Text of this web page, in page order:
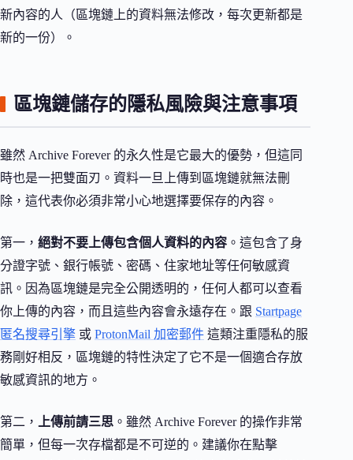
新內容的人（區塊鏈上的資料無法修改，每次更新都是
新的一份）。
區塊鏈儲存的隱私風險與注意事項
雖然 Archive Forever 的永久性是它最大的優勢，但這同
時也是一把雙面刃。資料一旦上傳到區塊鏈就無法刪
除，這代表你必須非常小心地選擇要保存的內容。
第一， 絕對不要上傳包含個人資料的內容 。這包含了身
分證字號、銀行帳號、密碼、住家地址等任何敏感資
訊。因為區塊鏈是完全公開透明的，任何人都可以查看
你上傳的內容，而且這些內容會永遠存在。跟 Startpage
匿名搜尋引擎 或 ProtonMail 加密郵件 這類注重隱私的服
務剛好相反，區塊鏈的特性決定了它不是一個適合存放
敏感資訊的地方。
第二， 上傳前請三思 。雖然 Archive Forever 的操作非常
簡單，但每一次存檔都是不可逆的。建議你在點擊